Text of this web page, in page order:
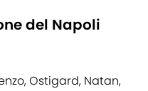
del Napoli
Ostigard, Natan,